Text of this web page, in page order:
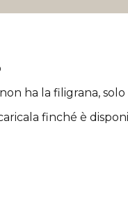
non ha la filigrana,
finché è